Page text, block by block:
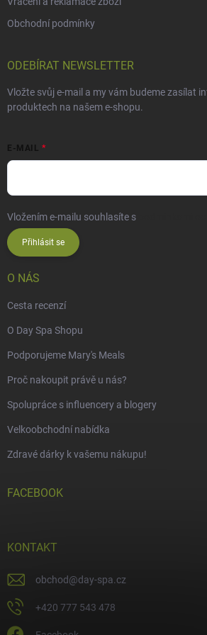
Obchodní podmínky
ODEBÍRAT NEWSLETTER
Vložte svůj e-mail a my vám budeme zasílat
produktech na našem e-shopu.
E-MAIL
Vložením e-mailu souhlasíte s
Přihlásit se
O NÁS
Cesta recenzí
O Day Spa Shopu
Podporujeme Mary's Meals
Proč nakoupit právě u nás?
Spolupráce s influencery a blogery
Velkoobchodní nabídka
Zdravé dárky k vašemu nákupu!
FACEBOOK
KONTAKT
obchod@day-spa.cz
+420 777 543 478